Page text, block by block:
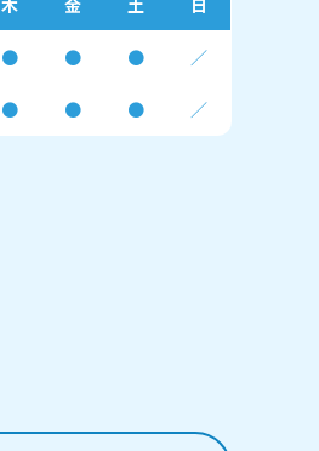
木 金 土 日
● ● ● ／
● ● ● ／